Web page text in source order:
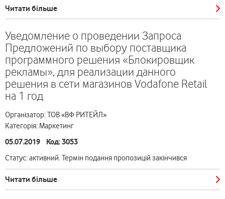
Читати більше
Уведомление о проведении Запроса
Предложений по выбору поставщика
программного решения «Блокировщик
рекламы», для реализации данного
решения в сети магазинов Vodafone Retail
на 1 год
Організатор: ТОВ «ВФ РИТЕЙЛ»
Категорія: Маркетинг
05.07.2019 Код: 3053
Статус: активний. Термін подання пропозицій закінчився
Читати більше